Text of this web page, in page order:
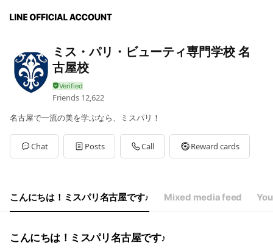
ミス・パリ・ビューティ専門学校 名
古屋校
Friends 12,622
名古屋で一流の美を学ぶなら、ミスパリ！
Chat Posts Call Reward cards
こんにちは！ミスパリ名古屋です♪ Mixed media feed
こんにちは！ミスパリ名古屋です♪